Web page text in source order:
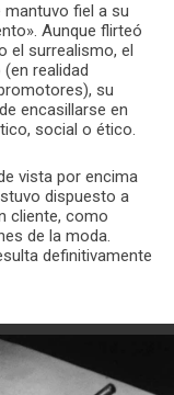
fiel a su
Aunque flirteó
el surrealismo, el
realidad
su
encasillarse en
social o ético.
vista por encima
dispuesto a
cliente, como
de la moda.
definitivamente